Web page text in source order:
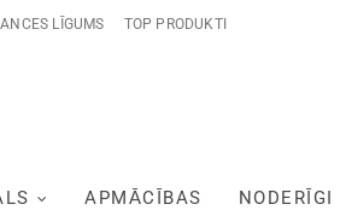
LĪGUMS TOP PRODUKTI
APMĀCĪBAS NODERĪGI